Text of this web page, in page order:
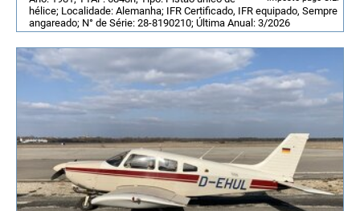
hélice; Localidade: Alemanha; IFR Certificado, IFR equipado, Sempre
angareado; N° de Série: 28-8190210; Última Anual: 3/2026